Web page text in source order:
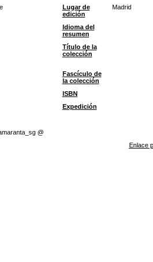
Lugar de
edición
Madrid
Idioma del
resumen
Título de la
colección
Fascículo de
la colección
ISBN
Expedición
@
Enlace